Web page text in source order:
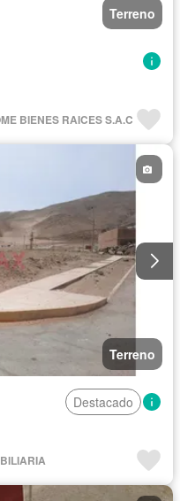
Terreno
BIENES RAICES S.A.C
Terreno
Destacado